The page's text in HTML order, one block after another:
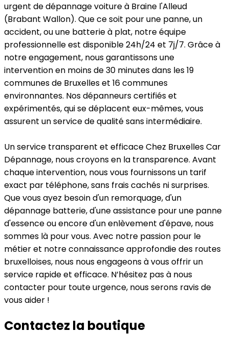
urgent de dépannage voiture à Braine l'Alleud
(Brabant Wallon). Que ce soit pour une panne, un
accident, ou une batterie à plat, notre équipe
professionnelle est disponible 24h/24 et 7j/7. Grâce à
notre engagement, nous garantissons une
intervention en moins de 30 minutes dans les 19
communes de Bruxelles et 16 communes
environnantes. Nos dépanneurs certifiés et
expérimentés, qui se déplacent eux-mêmes, vous
assurent un service de qualité sans intermédiaire.
Un service transparent et efficaceChez Bruxelles Car
Dépannage, nous croyons en la transparence. Avant
chaque intervention, nous vous fournissons un tarif
exact par téléphone, sans frais cachés ni surprises.
Que vous ayez besoin d'un remorquage, d'un
dépannage batterie, d'une assistance pour une panne
d'essence ou encore d'un enlèvement d'épave, nous
sommes là pour vous. Avec notre passion pour le
métier et notre connaissance approfondie des routes
bruxelloises, nous nous engageons à vous offrir un
service rapide et efficace. N’hésitez pas à nous
contacter pour toute urgence, nous serons ravis de
vous aider !
Contactez la boutique